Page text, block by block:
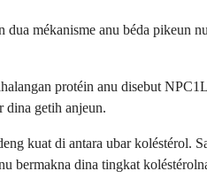
dua mékanisme anu béda pikeun
protéin anu disebut
dina getih anjeun.
kuat di antara ubar koléstérol.
bermakna dina tingkat